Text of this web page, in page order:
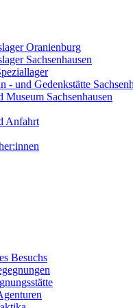
Oranienburg
Sachsenhausen
- und Gedenkstätte
Museum Sachsenhausen
Anfahrt
Besuchs